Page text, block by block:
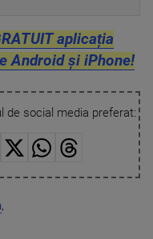
aplicația
Android și iPhone!
de social media preferat:
,